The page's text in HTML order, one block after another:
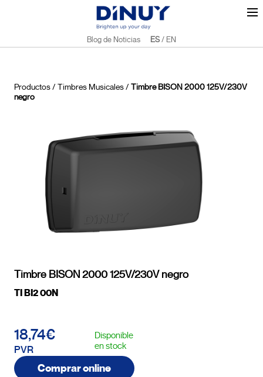
Blog de Noticias ES/ EN
Productos/ Timbres Musicales/ Timbre BISON 2000 125V/230V
negro
Timbre BISON 2000 125V/230V negro
TI BI2 00N
18,74€
PVR
Disponible
en stock
Comprar online